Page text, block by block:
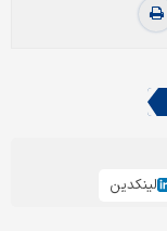
لینکدین